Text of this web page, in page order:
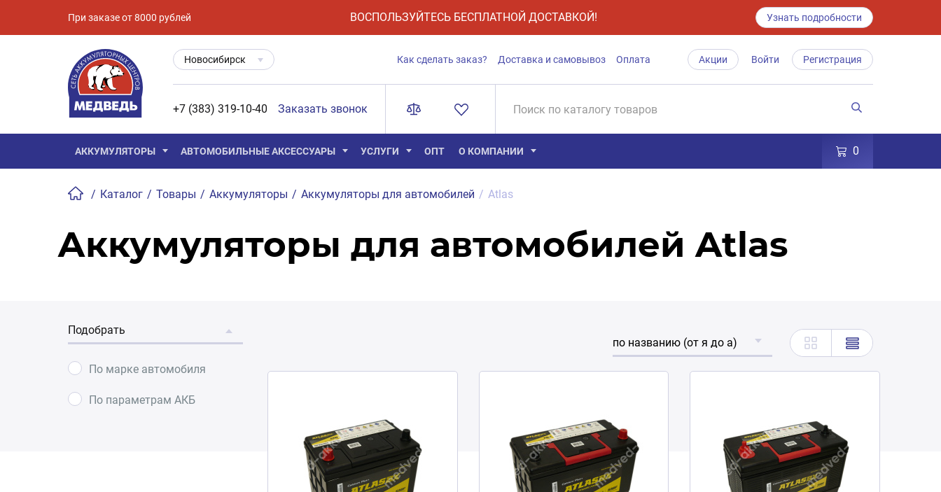
При заказе от 8000 рублей ВОСПОЛЬЗУЙТЕСЬ БЕСПЛАТНОЙ ДОСТАВКОЙ! Узнать подробности
Новосибирск Как сделать заказ? Доставка и самовывоз Оплата Акции Войти Регистрация
+7 (383) 319-10-40 Заказать звонок
АККУМУЛЯТОРЫ АВТОМОБИЛЬНЫЕ АКСЕССУАРЫ УСЛУГИ ОПТ О КОМПАНИИ 0
/ Каталог / Товары / Аккумуляторы / Аккумуляторы для автомобилей / Atlas
Аккумуляторы для автомобилей Atlas
Подобрать
По марке автомобиля
По параметрам АКБ
по названию (от я до а)